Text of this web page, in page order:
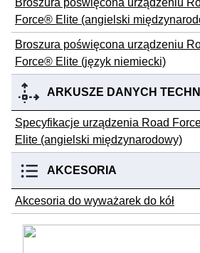
Force® Elite (angielski
Broszura poświęcona urządzeniu
Force® Elite (język niemiecki)
ARKUSZE DANYCH
Specyfikacje urządzenia Road
Elite (angielski międzynarodowy)
AKCESORIA
Akcesoria do wyważarek do kół